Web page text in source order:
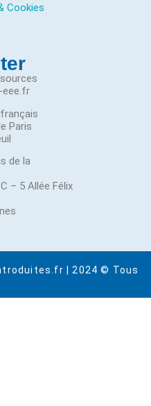
Cookies
Paris
de la
– 5 Allée Félix
| 2024 © Tous